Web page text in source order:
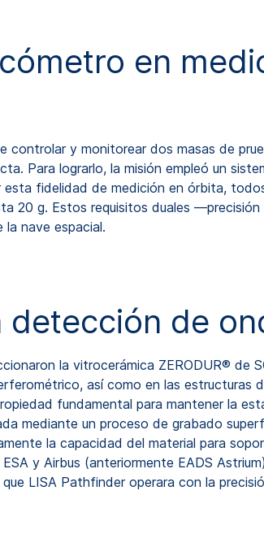
en
y monitorear dos masas de
Para lograrlo, la misión empleó un
fidelidad de medición en órbita,
20 g. Estos requisitos duales
la nave espacial.
de
la vitrocerámica ZERODUR® de
así como en las estructuras
fundamental para mantener la
mediante un proceso de grabado
la capacidad del material para
y Airbus (anteriormente EADS
LISA Pathfinder operara con la